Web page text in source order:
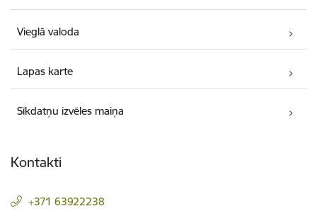
Vieglā valoda
Lapas karte
Sīkdatņu izvēles maiņa
Kontakti
+371 63922238